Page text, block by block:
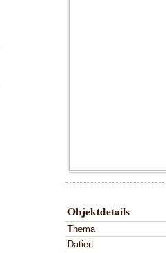
Objektdetails
Thema
Datiert